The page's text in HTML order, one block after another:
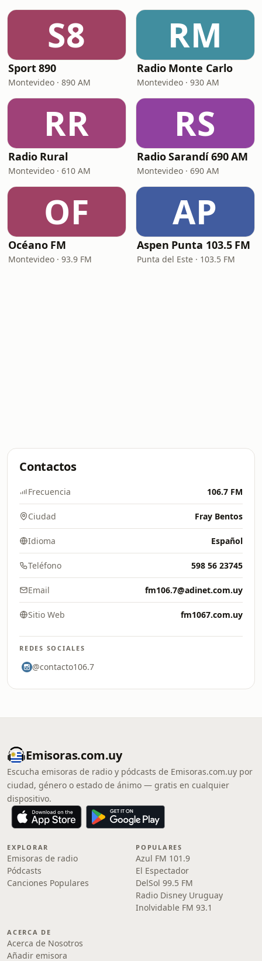
S8
Sport 890
Montevideo · 890 AM
RM
Radio Monte Carlo
Montevideo · 930 AM
RR
Radio Rural
Montevideo · 610 AM
RS
Radio Sarandí 690 AM
Montevideo · 690 AM
OF
Océano FM
Montevideo · 93.9 FM
AP
Aspen Punta 103.5 FM
Punta del Este · 103.5 FM
Contactos
Frecuencia 106.7 FM
Ciudad Fray Bentos
Idioma Español
Teléfono 598 56 23745
Email fm106.7@adinet.com.uy
Sitio Web fm1067.com.uy
REDES SOCIALES
@contacto106.7
Emisoras.com.uy
Escucha emisoras de radio y pódcasts de Emisoras.com.uy por
ciudad, género o estado de ánimo — gratis en cualquier
dispositivo.
EXPLORAR
Emisoras de radio
Pódcasts
Canciones Populares
POPULARES
Azul FM 101.9
El Espectador
DelSol 99.5 FM
Radio Disney Uruguay
Inolvidable FM 93.1
ACERCA DE
Acerca de Nosotros
Añadir emisora